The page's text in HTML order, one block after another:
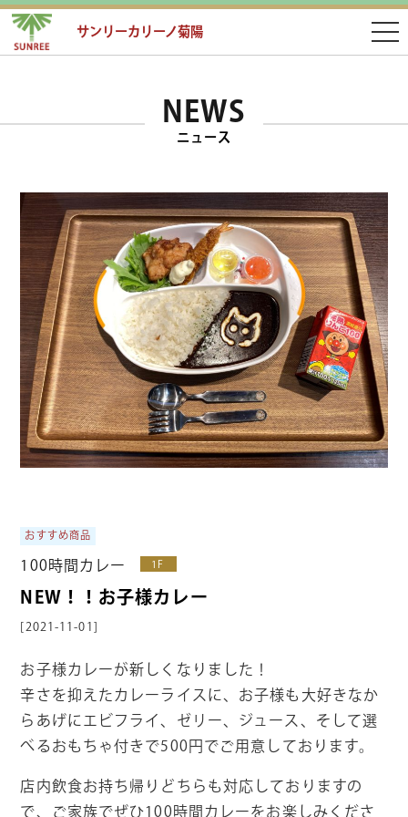
サンリーカリーノ菊陽
NEWS
ニュース
おすすめ商品
100時間カレー 1F
NEW！！お子様カレー
[2021-11-01]
お子様カレーが新しくなりました！
辛さを抑えたカレーライスに、お子様も大好きなか
らあげにエビフライ、ゼリー、ジュース、そして選
べるおもちゃ付きで500円でご用意しております。
店内飲食お持ち帰りどちらも対応しておりますの